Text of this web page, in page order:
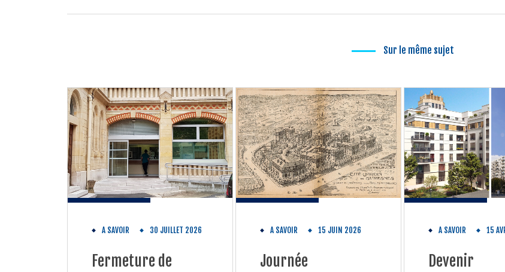
Sur le même sujet
A SAVOIR 30 JUILLET 2026
Fermeture de
A SAVOIR 15 JUIN 2026
Journée
A SAVOIR 15
Devenir